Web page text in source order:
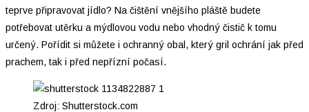
teprve připravovat jídlo? Na čištění vnějšího pláště budete
potřebovat utěrku a mýdlovou vodu nebo vhodný čistič k tomu
určený. Pořídit si můžete i ochranný obal, který gril ochrání jak před
prachem, tak i před nepřízní počasí.
Zdroj: Shutterstock.com